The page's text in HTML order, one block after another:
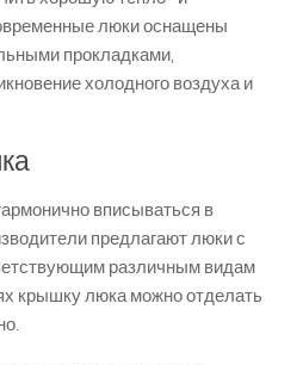
люки оснащены
прокладками,
холодного воздуха и
вписываться в
предлагают люки с
различным видам
крышку люка можно отделать